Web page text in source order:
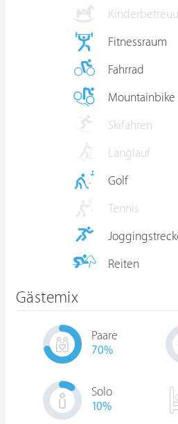
Fitnessraum
Fahrrad
Mountainbike
Skifahren
Langlauf
Golf
Tennis
Reiten
Gästemix
Paare
70%
Solo
10%